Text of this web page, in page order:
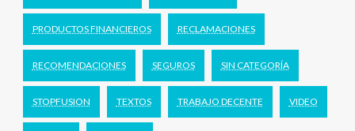
PRODUCTOS FINANCIEROS RECLAMACIONES
RECOMENDACIONES SEGUROS SIN CATEGORÍA
STOPFUSION TEXTOS TRABAJO DECENTE VIDEO